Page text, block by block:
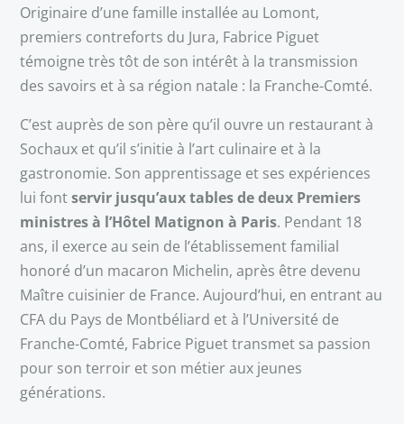
Originaire d’une famille installée au Lomont,
premiers contreforts du Jura, Fabrice Piguet
témoigne très tôt de son intérêt à la transmission
des savoirs et à sa région natale : la Franche-Comté.
C’est auprès de son père qu’il ouvre un restaurant à
Sochaux et qu’il s’initie à l’art culinaire et à la
gastronomie. Son apprentissage et ses expériences
lui fontservir jusqu’aux tables de deux Premiers
ministres à l’Hôtel Matignon à Paris. Pendant 18
ans, il exerce au sein de l’établissement familial
honoré d’un macaron Michelin, après être devenu
Maître cuisinier de France. Aujourd’hui, en entrant au
CFA du Pays de Montbéliard et à l’Université de
Franche-Comté, Fabrice Piguet transmet sa passion
pour son terroir et son métier aux jeunes
générations.